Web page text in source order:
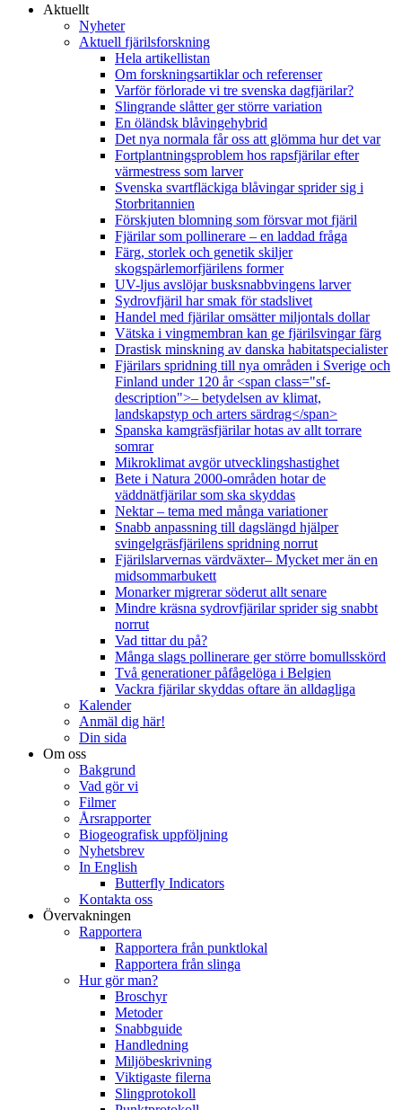
Aktuellt
Nyheter
Aktuell fjärilsforskning
Hela artikellistan
Om forskningsartiklar och referenser
Varför förlorade vi tre svenska dagfjärilar?
Slingrande slåtter ger större variation
En öländsk blåvingehybrid
Det nya normala får oss att glömma hur det var
Fortplantningsproblem hos rapsfjärilar efter
värmestress som larver
Svenska svartfläckiga blåvingar sprider sig i
Storbritannien
Förskjuten blomning som försvar mot fjäril
Fjärilar som pollinerare – en laddad fråga
Färg, storlek och genetik skiljer
skogspärlemorfjärilens former
UV-ljus avslöjar busksnabbvingens larver
Sydrovfjäril har smak för stadslivet
Handel med fjärilar omsätter miljontals dollar
Vätska i vingmembran kan ge fjärilsvingar färg
Drastisk minskning av danska habitatspecialister
Fjärilars spridning till nya områden i Sverige och
Finland under 120 år <span class="sf-
description">– betydelsen av klimat,
landskapstyp och arters särdrag</span>
Spanska kamgräsfjärilar hotas av allt torrare
somrar
Mikroklimat avgör utvecklingshastighet
Bete i Natura 2000-områden hotar de
väddnätfjärilar som ska skyddas
Nektar – tema med många variationer
Snabb anpassning till dagslängd hjälper
svingelgräsfjärilens spridning norrut
Fjärilslarvernas värdväxter– Mycket mer än en
midsommarbukett
Monarker migrerar söderut allt senare
Mindre kräsna sydrovfjärilar sprider sig snabbt
norrut
Vad tittar du på?
Många slags pollinerare ger större bomullsskörd
Två generationer påfågelöga i Belgien
Vackra fjärilar skyddas oftare än alldagliga
Kalender
Anmäl dig här!
Din sida
Om oss
Bakgrund
Vad gör vi
Filmer
Årsrapporter
Biogeografisk uppföljning
Nyhetsbrev
In English
Butterfly Indicators
Kontakta oss
Övervakningen
Rapportera
Rapportera från punktlokal
Rapportera från slinga
Hur gör man?
Broschyr
Metoder
Snabbguide
Handledning
Miljöbeskrivning
Viktigaste filerna
Slingprotokoll